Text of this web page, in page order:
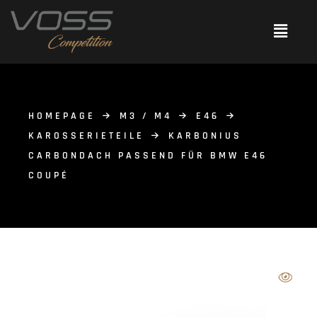
HOMEPAGE M3 / M4
E46
KAROSSERIETEILE
KARBONIUS
CARBONDACH PASSEND FÜR BMW E46
COUPÉ